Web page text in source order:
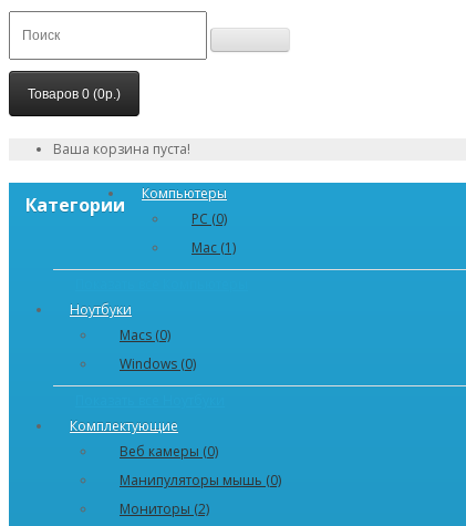
Товаров 0 (0р.)
Ваша корзина пуста!
Категории
Компьютеры
PC (0)
Mac (1)
Ноутбуки
Macs (0)
Windows (0)
Комплектующие
Веб камеры (0)
Манипуляторы мышь (0)
Мониторы (2)